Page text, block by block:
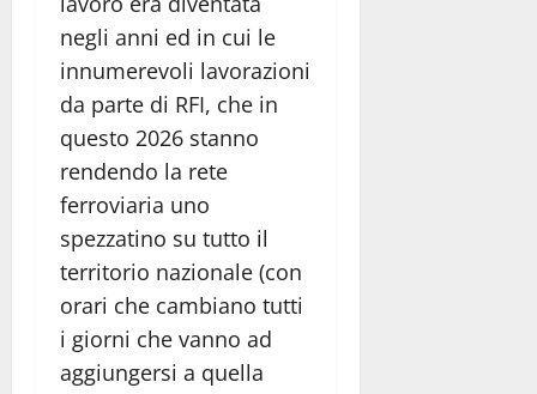
negli anni ed in cui le
innumerevoli lavorazioni
da parte di RFI, che in
questo 2026 stanno
rendendo la rete
ferroviaria uno
spezzatino su tutto il
territorio nazionale (con
orari che cambiano tutti
i giorni che vanno ad
aggiungersi a quella